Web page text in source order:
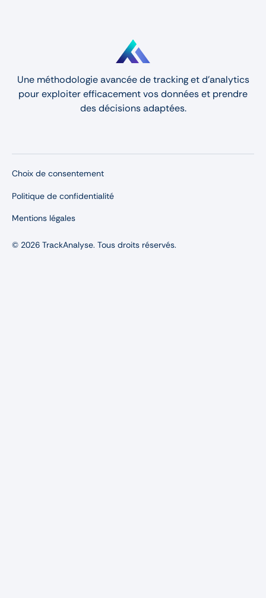
Une méthodologie avancée de tracking et d'analytics
pour exploiter efficacement vos données et prendre
des décisions adaptées.
© 2026 TrackAnalyse. Tous droits réservés.
Choix de consentement
Politique de confidentialité
Mentions légales